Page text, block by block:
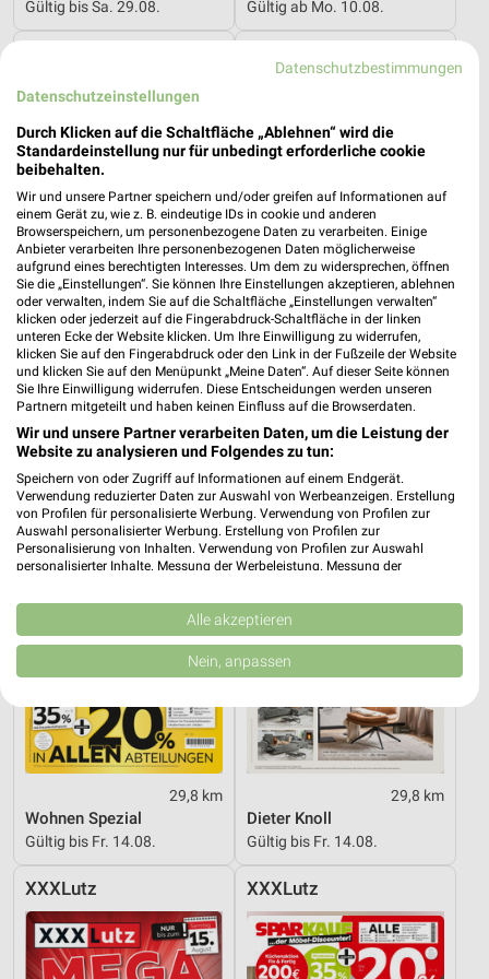
Gültig bis Sa. 29.08. Gültig ab Mo. 10.08.
6,3 km
Angebote ab 10.08.
Gültig ab Mo. 10.08.
14,2 km
Hot Sommer Sale
Gültig bis Sa. 29.08.
XXXLutz
29,8 km
Wohnen Spezial
Gültig bis Fr. 14.08.
XXXLutz
29,8 km
Dieter Knoll
Gültig bis Fr. 14.08.
XXXLutz XXXLutz
Datenschutzbestimmungen
Datenschutzeinstellungen
Durch Klicken auf die Schaltfläche „Ablehnen“ wird die
Standardeinstellung nur für unbedingt erforderliche cookie
beibehalten.
Wir und unsere Partner speichern und/oder greifen auf Informationen auf
einem Gerät zu, wie z. B. eindeutige IDs in cookie und anderen
Browserspeichern, um personenbezogene Daten zu verarbeiten. Einige
Anbieter verarbeiten Ihre personenbezogenen Daten möglicherweise
aufgrund eines berechtigten Interesses. Um dem zu widersprechen, öffnen
Sie die „Einstellungen“. Sie können Ihre Einstellungen akzeptieren, ablehnen
oder verwalten, indem Sie auf die Schaltfläche „Einstellungen verwalten“
klicken oder jederzeit auf die Fingerabdruck-Schaltfläche in der linken
unteren Ecke der Website klicken. Um Ihre Einwilligung zu widerrufen,
klicken Sie auf den Fingerabdruck oder den Link in der Fußzeile der Website
und klicken Sie auf den Menüpunkt „Meine Daten“. Auf dieser Seite können
Sie Ihre Einwilligung widerrufen. Diese Entscheidungen werden unseren
Partnern mitgeteilt und haben keinen Einfluss auf die Browserdaten.
Wir und unsere Partner verarbeiten Daten, um die Leistung der
Website zu analysieren und Folgendes zu tun:
Speichern von oder Zugriff auf Informationen auf einem Endgerät.
Verwendung reduzierter Daten zur Auswahl von Werbeanzeigen. Erstellung
von Profilen für personalisierte Werbung. Verwendung von Profilen zur
Auswahl personalisierter Werbung. Erstellung von Profilen zur
Personalisierung von Inhalten. Verwendung von Profilen zur Auswahl
personalisierter Inhalte. Messung der Werbeleistung. Messung der
Kombinationen von Daten aus verschiedenen Quellen. Entwicklung und
Verbesserung der Angebote. Verwendung reduzierter Daten zur Auswahl
von Inhalten.
Daten können außerhalb der Europäischen Union weitergegeben und in die
USA gesendet werden.
Website/App.
Partnerliste anzeigen (1 IAB-Anbieter)
Wir nutzen Ihre Daten für folgende Zwecke:
IAB-Verarbeitungszwecke:
Speichern von oder Zugriff auf Informationen
auf einem Endgerät
Verwendung reduzierter Daten zur Auswahl von
Werbeanzeigen
Erstellung von Profilen für personalisierte
Werbung
Alle akzeptieren
Nein, anpassen